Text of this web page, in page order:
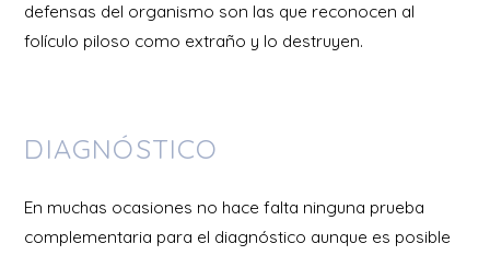
defensas del organismo son las que reconocen al
folículo piloso como extraño y lo destruyen.
DIAGNÓSTICO
En muchas ocasiones no hace falta ninguna prueba
complementaria para el diagnóstico aunque es posible